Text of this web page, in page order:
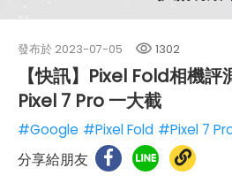
發布於 2023-07-05 1302
【快訊】Pixel Fold相機
Pixel 7 Pro 一大截
#Google #Pixel Fold #Pixel 7
分享給朋友